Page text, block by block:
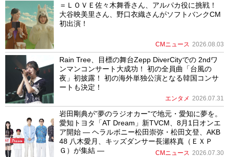
＝ＬＯＶＥ佐々木舞香さん、アルパカ役に挑戦！
大谷映美里さん、野口衣織さんがソフトバンクCM
初出演！
CMニュース 2026.08.03
Rain Tree、目標の舞台Zepp DiverCityでの 2ndワ
ンマンコンサート大成功！ 初の全員曲「台風の
夜」初披露！ 初の海外単独公演となる韓国コンサ
ートも決定！
エンタメ 2026.07.31
岩田剛典が”夢のラジオカー”で地元・愛知に夢を。
愛知トヨタ「AT Dream」新TVCM、8月1日オンエ
ア開始 ― ヘラルボニー松田崇弥・松田文登、AKB
48 八木愛月、キッズダンサー長瀬柊真（ＥＸＰ
Ｇ）が集結 ―
CMニュース 2026.07.30